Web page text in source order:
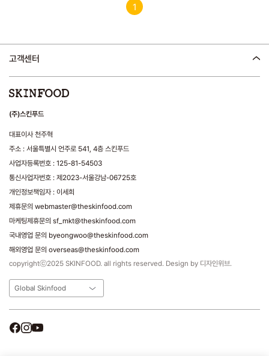
1
고객센터
(주)스킨푸드
대표이사 천주혁
주소 : 서울특별시 언주로 541, 4층 스킨푸드
사업자등록번호 : 125-81-54503
통신사업자번호 : 제2023-서울강남-06725호
개인정보책임자 : 이세희
제휴문의 webmaster@theskinfood.com
마케팅제휴문의 sf_mkt@theskinfood.com
국내영업 문의 byeongwoo@theskinfood.com
해외영업 문의 overseas@theskinfood.com
copyrightⓒ2025 SKINFOOD. all rights reserved. Design by 디자인위브.
Global Skinfood